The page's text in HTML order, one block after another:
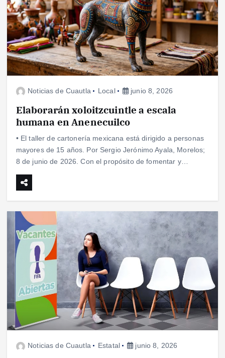
Noticias de Cuautla Local junio 8, 2026
Elaborarán xoloitzcuintle a escala
humana en Anenecuilco
• El taller de cartonería mexicana está dirigido a personas
mayores de 15 años. Por Sergio Jerónimo Ayala, Morelos;
8 de junio de 2026. Con el propósito de fomentar y…
Noticias de Cuautla Estatal junio 8, 2026